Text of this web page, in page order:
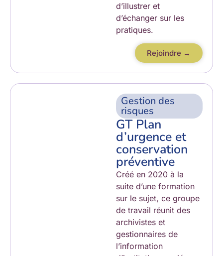
d’illustrer et
d’échanger sur les
pratiques.
Rejoindre →
Gestion des
risques
GT Plan
d’urgence et
conservation
préventive
Créé en 2020 à la
suite d’une formation
sur le sujet, ce groupe
de travail réunit des
archivistes et
gestionnaires de
l’information